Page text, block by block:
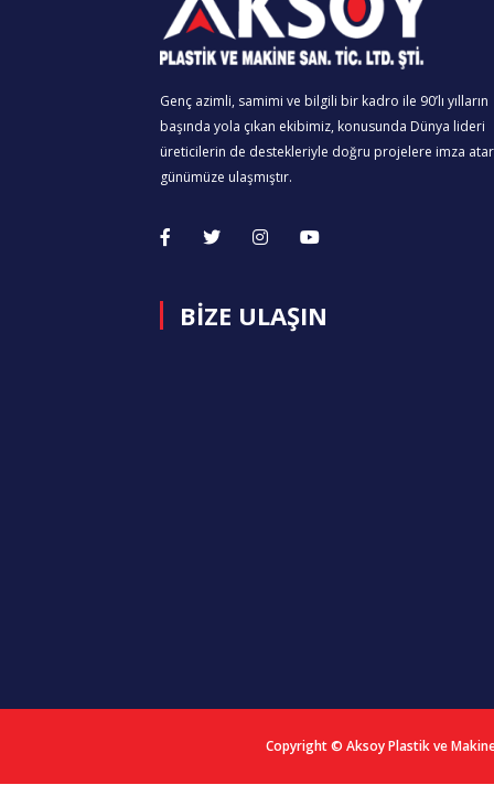
Genç azimli, samimi ve bilgili bir kadro ile 90’lı yılların
başında yola çıkan ekibimiz, konusunda Dünya lideri
üreticilerin de destekleriyle doğru projelere imza
günümüze ulaşmıştır.
BİZE ULAŞIN
Copyright © Aksoy Plastik ve